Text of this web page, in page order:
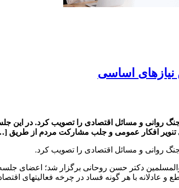
نیازهای اساسی
روانی و مسائل اقتصادی را تصویب کرد. در
تنویر افکار عمومی و جلب مشارکت مردم از طریق
روانی و مسائل اقتصادی را تصویب کرد.
دکتر حسن روحانی برگزار شد؛ اعضای
و عادلانه با هر گونه فساد در چرخه فعالیتهای